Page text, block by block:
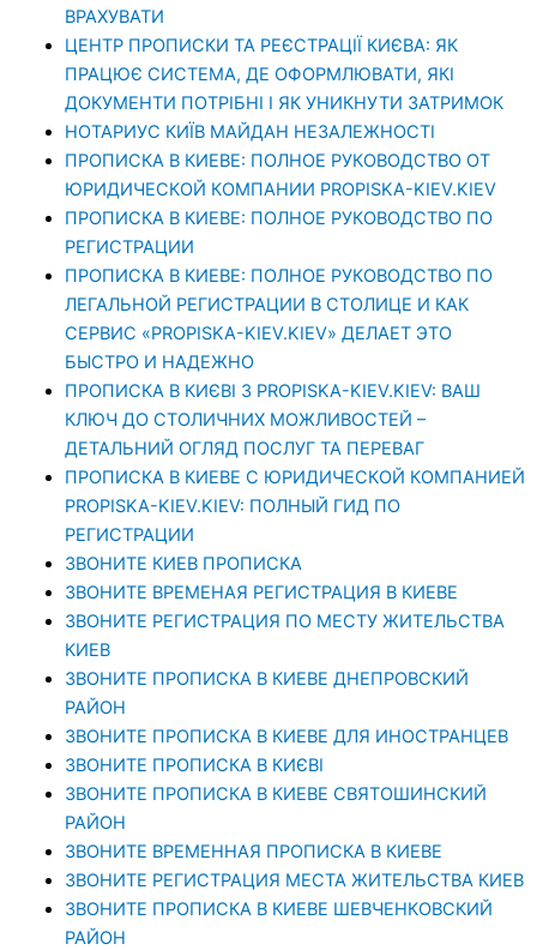
ВРАХУВАТИ
ЦЕНТР ПРОПИСКИ ТА РЕЄСТРАЦІЇ КИЄВА: ЯК
ПРАЦЮЄ СИСТЕМА, ДЕ ОФОРМЛЮВАТИ, ЯКІ
ДОКУМЕНТИ ПОТРІБНІ І ЯК УНИКНУТИ ЗАТРИМОК
НОТАРИУС КИЇВ МАЙДАН НЕЗАЛЕЖНОСТІ
ПРОПИСКА В КИЕВЕ: ПОЛНОЕ РУКОВОДСТВО ОТ
ЮРИДИЧЕСКОЙ КОМПАНИИ PROPISKA-KIEV.KIEV
ПРОПИСКА В КИЕВЕ: ПОЛНОЕ РУКОВОДСТВО ПО
РЕГИСТРАЦИИ
ПРОПИСКА В КИЕВЕ: ПОЛНОЕ РУКОВОДСТВО ПО
ЛЕГАЛЬНОЙ РЕГИСТРАЦИИ В СТОЛИЦЕ И КАК
СЕРВИС «PROPISKA-KIEV.KIEV» ДЕЛАЕТ ЭТО
БЫСТРО И НАДЕЖНО
ПРОПИСКА В КИЄВІ З PROPISKA-KIEV.KIEV: ВАШ
КЛЮЧ ДО СТОЛИЧНИХ МОЖЛИВОСТЕЙ –
ДЕТАЛЬНИЙ ОГЛЯД ПОСЛУГ ТА ПЕРЕВАГ
ПРОПИСКА В КИЕВЕ С ЮРИДИЧЕСКОЙ КОМПАНИЕЙ
PROPISKA-KIEV.KIEV: ПОЛНЫЙ ГИД ПО
РЕГИСТРАЦИИ
ЗВОНИТЕ КИЕВ ПРОПИСКА
ЗВОНИТЕ ВРЕМЕНАЯ РЕГИСТРАЦИЯ В КИЕВЕ
ЗВОНИТЕ РЕГИСТРАЦИЯ ПО МЕСТУ ЖИТЕЛЬСТВА
КИЕВ
ЗВОНИТЕ ПРОПИСКА В КИЕВЕ ДНЕПРОВСКИЙ
РАЙОН
ЗВОНИТЕ ПРОПИСКА В КИЕВЕ ДЛЯ ИНОСТРАНЦЕВ
ЗВОНИТЕ ПРОПИСКА В КИЄВІ
ЗВОНИТЕ ПРОПИСКА В КИЕВЕ СВЯТОШИНСКИЙ
РАЙОН
ЗВОНИТЕ ВРЕМЕННАЯ ПРОПИСКА В КИЕВЕ
ЗВОНИТЕ РЕГИСТРАЦИЯ МЕСТА ЖИТЕЛЬСТВА КИЕВ
ЗВОНИТЕ ПРОПИСКА В КИЕВЕ ШЕВЧЕНКОВСКИЙ
РАЙОН